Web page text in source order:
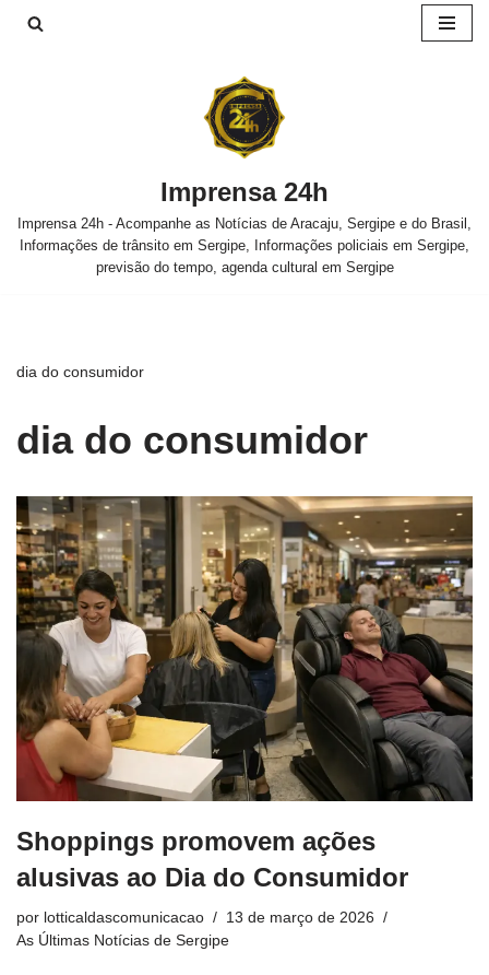
Imprensa 24h
Imprensa 24h - Acompanhe as Notícias de Aracaju, Sergipe e do Brasil,
Informações de trânsito em Sergipe, Informações policiais em Sergipe,
previsão do tempo, agenda cultural em Sergipe
dia do consumidor
dia do consumidor
Shoppings promovem ações
alusivas ao Dia do Consumidor
por lotticaldascomunicacao
13 de março de 2026
As Últimas Notícias de Sergipe